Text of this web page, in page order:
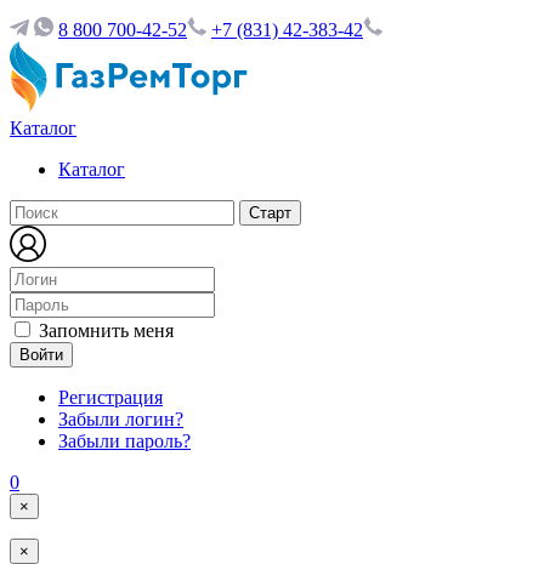
8 800 700-42-52 +7 (831) 42-383-42
Каталог
Каталог
Запомнить меня
Войти
Регистрация
Забыли логин?
Забыли пароль?
0
×
×